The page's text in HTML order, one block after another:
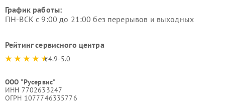
График работы:
ПН-ВСК с 9:00 до 21:00 без перерывов и выходных
Рейтинг сервисного центра
4.9-5.0
ООО "Русервис"
ИНН 7702633247
ОГРН 1077746335776